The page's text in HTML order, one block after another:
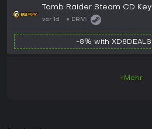
Tomb Raider Steam CD Key
vor 1d DRM:
-8% with XD8DEALS
+Mehr